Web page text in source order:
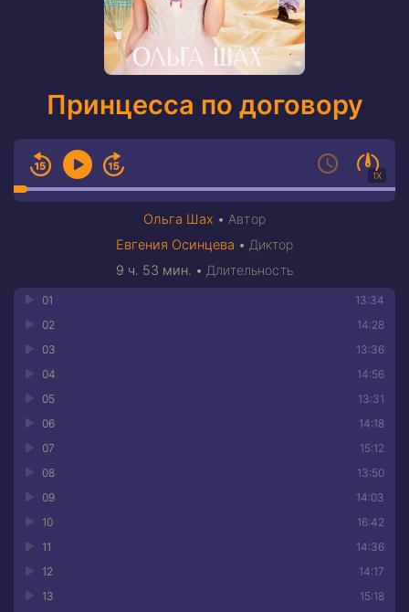
Принцесса по договору
1X
Ольга Шах • Автор
Евгения Осинцева • Диктор
9 ч. 53 мин. • Длительность
13:34
01
14:28
02
13:36
03
14:56
04
13:31
05
14:18
06
15:12
07
13:50
08
14:03
09
16:42
10
14:36
11
14:17
12
15:18
13